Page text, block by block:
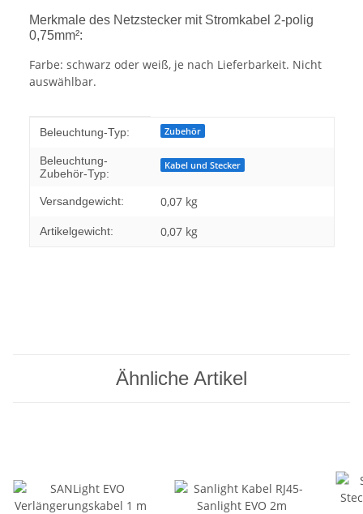
Merkmale des Netzstecker mit Stromkabel 2-polig
0,75mm²:
Farbe: schwarz oder weiß, je nach Lieferbarkeit. Nicht
auswählbar.
Produkteigenschaft
Wert
Beleuchtung-Typ: Zubehör
Beleuchtung-
Zubehör-Typ:
Kabel und Stecker
Versandgewicht: 0,07 kg
Artikelgewicht: 0,07 kg
Ähnliche Artikel